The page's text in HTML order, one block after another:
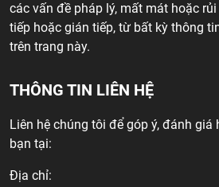
các vấn đề pháp lý, mất mát hoặc
tiếp hoặc gián tiếp, từ bất kỳ thông
trên trang này.
THÔNG TIN LIÊN HỆ
Liên hệ chúng tôi để góp ý, đánh giá
bạn tại:
Địa chỉ: